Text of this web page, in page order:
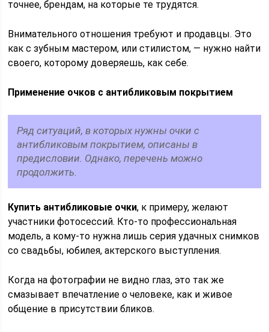
точнее, брендам, на которые те трудятся.
Внимательного отношения требуют и продавцы. Это
как с зубным мастером, или стилистом, — нужно найти
своего, которому доверяешь, как себе.
Применение очков с антибликовым покрытием
Ряд ситуаций, в которых нужны очки с
антибликовым покрытием, описаны в
предисловии. Однако, перечень можно
продолжить.
Купить антибликовые очки, к примеру, желают
участники фотосессий. Кто-то профессиональная
модель, а кому-то нужна лишь серия удачных снимков
со свадьбы, юбилея, актерского выступления.
Когда на фотографии не видно глаз, это так же
смазывает впечатление о человеке, как и живое
общение в присутствии бликов.